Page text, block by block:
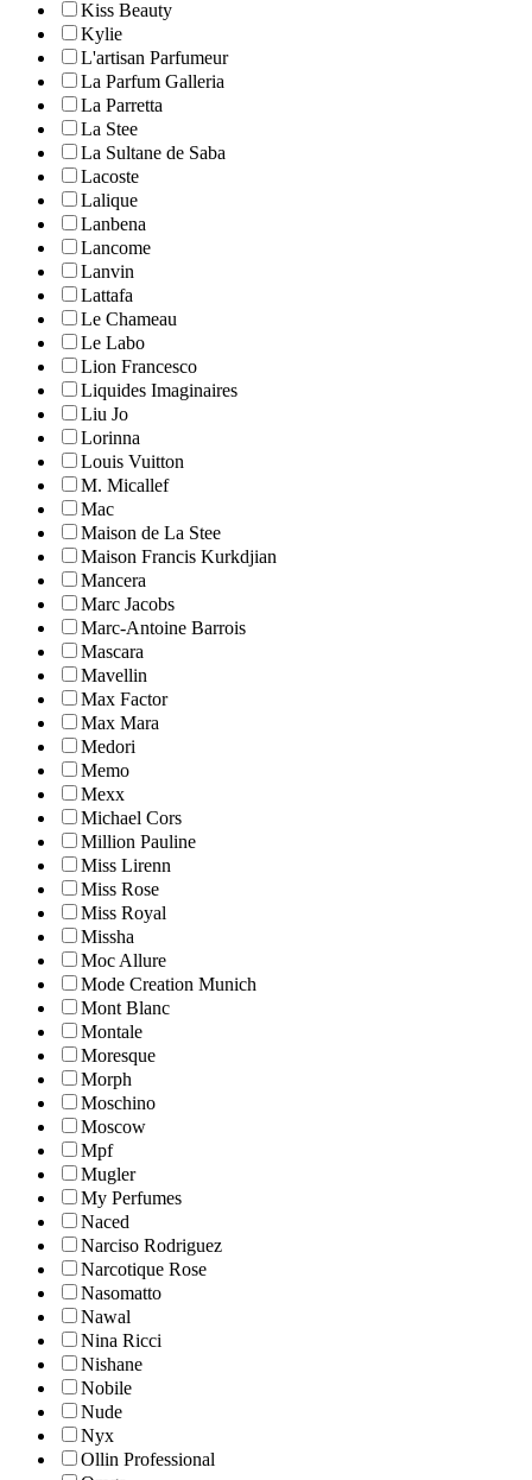
Kiss Beauty
Kylie
L'artisan Parfumeur
La Parfum Galleria
La Parretta
La Stee
La Sultane de Saba
Lacoste
Lalique
Lanbena
Lancome
Lanvin
Lattafa
Le Chameau
Le Labo
Lion Francesco
Liquides Imaginaires
Liu Jo
Lorinna
Louis Vuitton
M. Micallef
Mac
Maison de La Stee
Maison Francis Kurkdjian
Mancera
Marc Jacobs
Marc-Antoine Barrois
Mascara
Mavellin
Max Factor
Max Mara
Medori
Memo
Mexx
Michael Cors
Million Pauline
Miss Lirenn
Miss Rose
Miss Royal
Missha
Moc Allure
Mode Creation Munich
Mont Blanc
Montale
Moresque
Morph
Moschino
Moscow
Mpf
Mugler
My Perfumes
Naced
Narciso Rodriguez
Narcotique Rose
Nasomatto
Nawal
Nina Ricci
Nishane
Nobile
Nude
Nyx
Ollin Professional